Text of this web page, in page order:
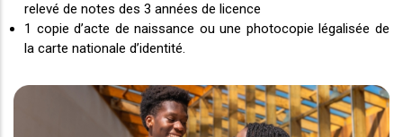
relevé de notes des 3 années de licence
1 copie d’acte de naissance ou une photocopie légalisée de
la carte nationale d’identité.